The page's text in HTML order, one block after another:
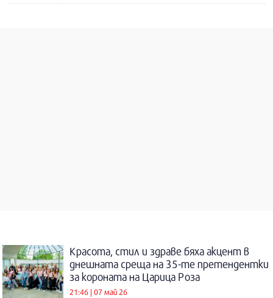
Красота, стил и здраве бяха акцент в
днешната среща на 35-те претендентки
за короната на Царица Роза
21:46 | 07 май 26